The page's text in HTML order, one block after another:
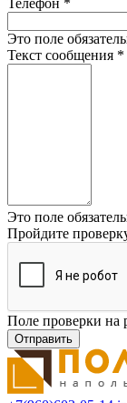
Это поле
Текст сообщения *
Это поле
Пройдите
Поле проверки на